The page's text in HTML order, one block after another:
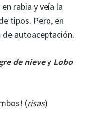
rabia y veía la
tipos. Pero, en
autoaceptación.
de nievey Lobo
(risas)